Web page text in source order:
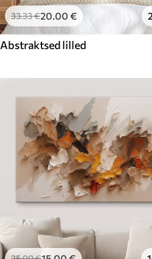
33.33€20.00 €
Abstraktsed lilled